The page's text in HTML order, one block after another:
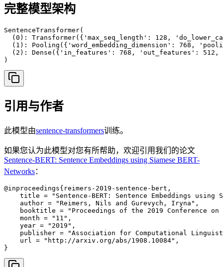
完整模型架构
SentenceTransformer(
(0): Transformer({'max_seq_length': 128,
(1): Pooling({'word_embedding_dimension': 768,
(2): Dense({'in_features': 768, 'out_features':
)
引用与作者
此模型由sentence-transformers训练。
如果您认为此模型对您有所帮助，欢迎引用我们的论文
Sentence-BERT: Sentence Embeddings using Siamese BERT-
Networks：
@inproceedings{reimers-2019-sentence-bert,
title = "Sentence-BERT: Sentence Embeddings using
    author = "Reimers, Nils and Gurevych, Iryna",
booktitle = "Proceedings of the 2019 Conference
    month = "11",
    year = "2019",
publisher = "Association for Computational
    url = "http://arxiv.org/abs/1908.10084",
}